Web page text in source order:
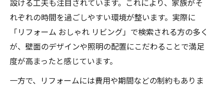
設ける工夫も注目されています。これにより、家族がそ
れぞれの時間を過ごしやすい環境が整います。実際に
「リフォーム おしゃれ リビング」で検索される方の多く
が、壁面のデザインや照明の配置にこだわることで満足
度が高まったと感じています。
一方で、リフォームには費用や期間などの制約もありま